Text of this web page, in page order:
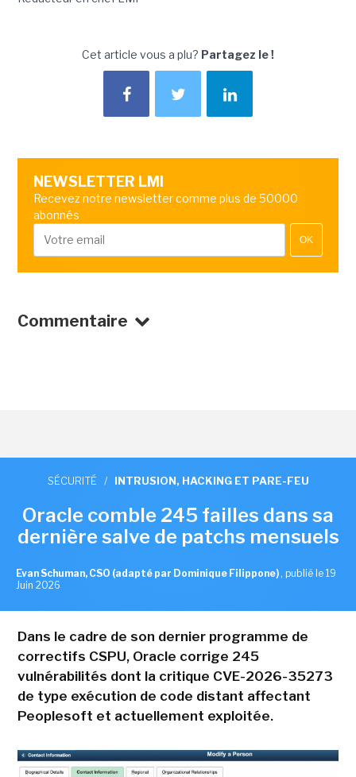
Cet article vous a plu? Partagez le !
NEWSLETTER LMI
Recevez notre newsletter comme plus de 50000
abonnés
OK
Commentaire
SÉCURITÉ / INTRUSION, HACKING ET PARE-FEU
Oracle comble 245 failles dans sa
dernière salve de patchs mensuels
Evan Schuman, CSO (adapté par Dominique Filippone) , publié le 19
Juin 2026
Dans le cadre de son dernier programme de
correctifs CSPU, Oracle corrige 245
vulnérabilités dont la critique CVE-2026-35273
de type exécution de code distant affectant
Peoplesoft et actuellement exploitée.